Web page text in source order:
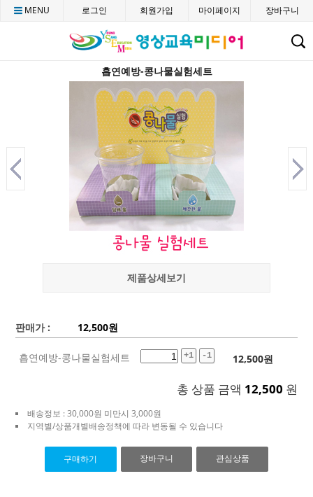
CMENU 로그인 회원가입 마이페이지 장바구니
흡연예방-콩나물실험세트
제품상세보기
판매가 : 12,500원
흡연예방-콩나물실험세트 +1 -1 12,500원
총 상품 금액 12,500 원
배송정보 : 30,000원 미만시 3,000원
지역별/상품개별배송정책에 따라 변동될 수 있습니다
구매하기 장바구니 관심상품